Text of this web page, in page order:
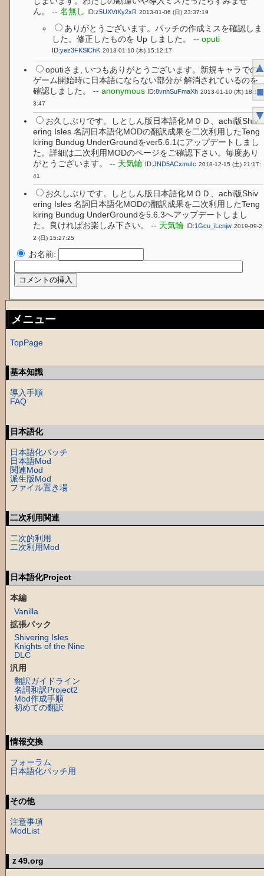
ん。 --名無し ID:z5UXVtKy2xR 2013-01-06 (日) 23:37:19
ありがとうございます。パッチの作成ミスを確認しま
した。修正したものを Up しました。 --oputi
ID:yez3FKSlChK 2013-01-10 (木) 15:12:17
oputiさま, いつもありがとうございます。新規キャラでの
ゲーム開始時に日本語にならない部分が 解消されているのを
確認しました。 --anonymous ID:8vnhSuFmaXh 2013-01-10 (木) 18:1
3:47
お久しぶりです。しとしん版日本語化ＭＯＤ、achi版Shiv
ering Isles 名詞日本語化MODの翻訳成果を二次利用したTeng
kiring Bundug UnderGroundをver5.6.1にアップデートしまし
た。詳細は二次利用MODのページをご確認下さい。毎度あり
がとうございます。 -- 天気輪 ID:JND5ACxmuIc 2018-12-15 (土) 21:17:
41
お久しぶりです。しとしん版日本語化ＭＯＤ、achi版Shiv
ering Isles 名詞日本語化MODの翻訳成果を二次利用したTeng
kiring Bundug UnderGroundを5.6.3へアップデートしまし
た。良ければお楽しみ下さい。 -- 天気輪 ID:1Gcu_iLcnjw 2019-09-2
2 (日) 15:27:25
お名前:
メニュー
TopPage
基本知識
導入手順
FAQ
日本語化
日本語化パッチ
日本語Mod
関連Mod
派生版Mod
ファイル置き場
二次利用関連
二次的利用
二次利用Mod
日本語化Project
本編
Vanilla
拡張パック
Shivering Isles
Knights of the Nine
DLC
汎用
翻訳ガイドライン
名詞和訳Project2
Mod作成手順
初めての翻訳
情報交換
フォーラム
日本語化パッチ用
その他
注意事項
ModList
ｚ49.org
■